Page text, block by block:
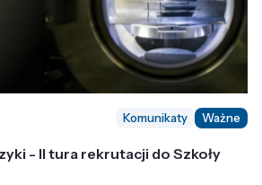
Komunikaty Ważne
- II tura rekrutacji do Szkoły